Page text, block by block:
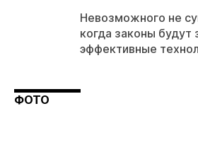
Невозможного не
когда законы будут
эффективные
ФОТО